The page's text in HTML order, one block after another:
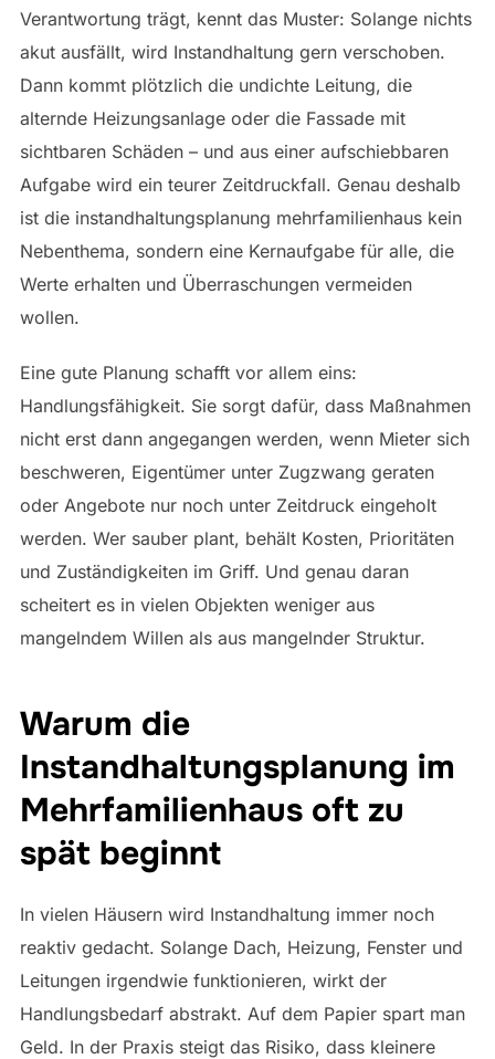
Verantwortung trägt, kennt das Muster: Solange nichts
akut ausfällt, wird Instandhaltung gern verschoben.
Dann kommt plötzlich die undichte Leitung, die
alternde Heizungsanlage oder die Fassade mit
sichtbaren Schäden – und aus einer aufschiebbaren
Aufgabe wird ein teurer Zeitdruckfall. Genau deshalb
ist die instandhaltungsplanung mehrfamilienhaus kein
Nebenthema, sondern eine Kernaufgabe für alle, die
Werte erhalten und Überraschungen vermeiden
wollen.
Eine gute Planung schafft vor allem eins:
Handlungsfähigkeit. Sie sorgt dafür, dass Maßnahmen
nicht erst dann angegangen werden, wenn Mieter sich
beschweren, Eigentümer unter Zugzwang geraten
oder Angebote nur noch unter Zeitdruck eingeholt
werden. Wer sauber plant, behält Kosten, Prioritäten
und Zuständigkeiten im Griff. Und genau daran
scheitert es in vielen Objekten weniger aus
mangelndem Willen als aus mangelnder Struktur.
Warum die
Instandhaltungsplanung im
Mehrfamilienhaus oft zu
spät beginnt
In vielen Häusern wird Instandhaltung immer noch
reaktiv gedacht. Solange Dach, Heizung, Fenster und
Leitungen irgendwie funktionieren, wirkt der
Handlungsbedarf abstrakt. Auf dem Papier spart man
Geld. In der Praxis steigt das Risiko, dass kleinere